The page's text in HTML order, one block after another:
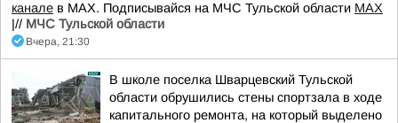
канале в МАХ. Подписывайся на МЧС Тульской области MAX
|// МЧС Тульской области
Вчера, 21:30
В школе поселка Шварцевский Тульской
области обрушились стены спортзала в ходе
капитального ремонта, на который выделено